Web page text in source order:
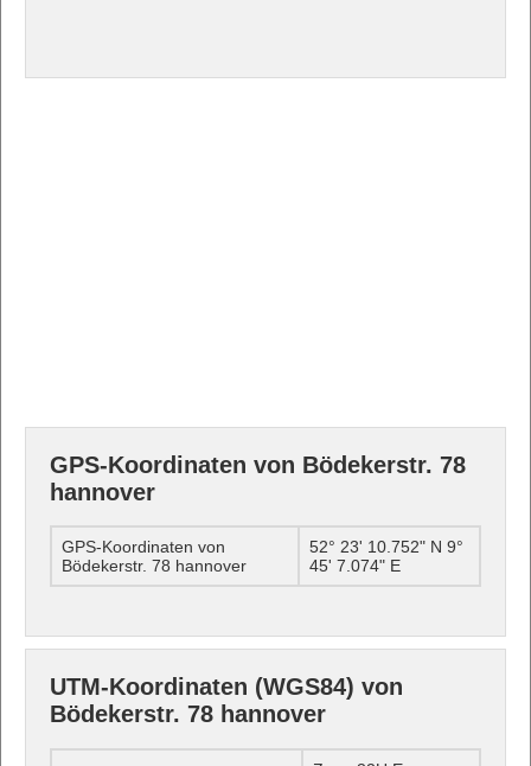
GPS-Koordinaten von Bödekerstr. 78
hannover
GPS-Koordinaten von
Bödekerstr. 78 hannover
52° 23' 10.752" N 9°
45' 7.074" E
UTM-Koordinaten (WGS84) von
Bödekerstr. 78 hannover